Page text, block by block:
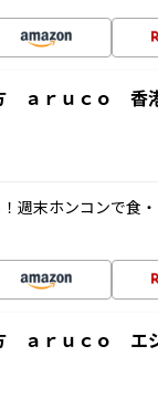
ａｒｕｃｏ 香
週末ホンコンで食
ａｒｕｃｏ エ